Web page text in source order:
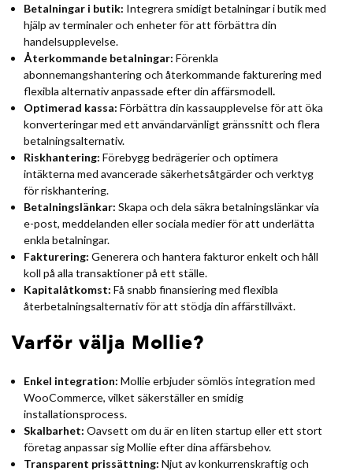
Betalningar i butik: Integrera smidigt betalningar i butik med
hjälp av terminaler och enheter för att förbättra din
handelsupplevelse.
Återkommande betalningar: Förenkla
abonnemangshantering och återkommande fakturering med
flexibla alternativ anpassade efter din affärsmodell.
Optimerad kassa: Förbättra din kassaupplevelse för att öka
konverteringar med ett användarvänligt gränssnitt och flera
betalningsalternativ.
Riskhantering: Förebygg bedrägerier och optimera
intäkterna med avancerade säkerhetsåtgärder och verktyg
för riskhantering.
Betalningslänkar: Skapa och dela säkra betalningslänkar via
e-post, meddelanden eller sociala medier för att underlätta
enkla betalningar.
Fakturering: Generera och hantera fakturor enkelt och håll
koll på alla transaktioner på ett ställe.
Kapitalåtkomst: Få snabb finansiering med flexibla
återbetalningsalternativ för att stödja din affärstillväxt.
Varför välja Mollie?
Enkel integration: Mollie erbjuder sömlös integration med
WooCommerce, vilket säkerställer en smidig
installationsprocess.
Skalbarhet: Oavsett om du är en liten startup eller ett stort
företag anpassar sig Mollie efter dina affärsbehov.
Transparent prissättning: Njut av konkurrenskraftig och